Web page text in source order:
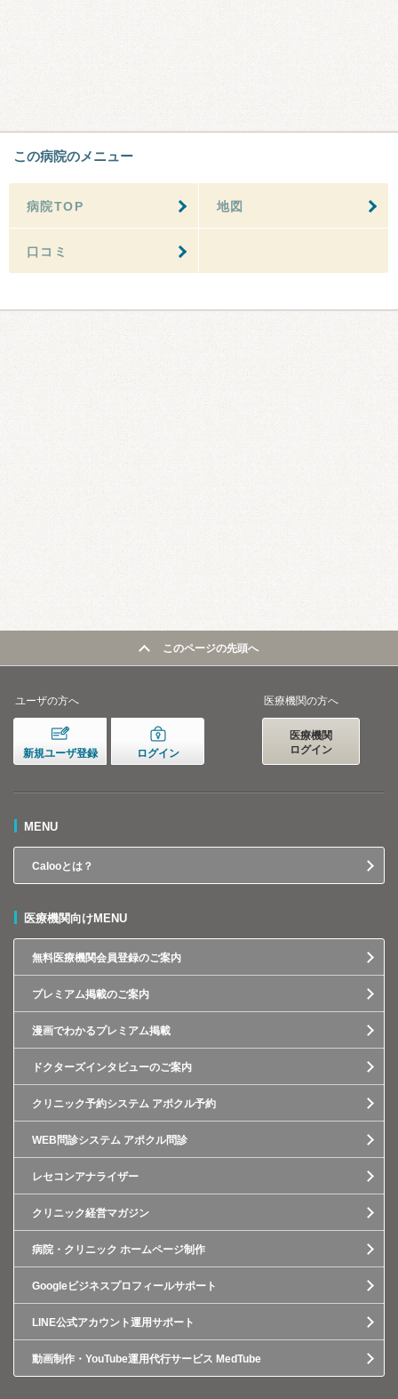
この病院のメニュー
病院TOP 地図
口コミ
このページの先頭へ
ユーザの方へ
新規ユーザ登録 ログイン
医療機関の方へ
医療機関
ログイン
MENU
Calooとは？
医療機関向けMENU
無料医療機関会員登録のご案内
プレミアム掲載のご案内
漫画でわかるプレミアム掲載
ドクターズインタビューのご案内
クリニック予約システム アポクル予約
WEB問診システム アポクル問診
レセコンアナライザー
クリニック経営マガジン
病院・クリニック ホームページ制作
Googleビジネスプロフィールサポート
LINE公式アカウント運用サポート
動画制作・YouTube運用代行サービス MedTube